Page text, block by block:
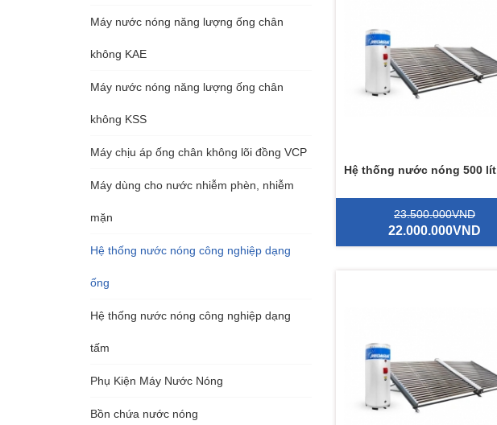
Máy nước nóng năng lượng ống chân
không KAE
Máy nước nóng năng lượng ống chân
không KSS
Máy chịu áp ống chân không lõi đồng VCP
Máy dùng cho nước nhiễm phèn, nhiễm
mặn
Hệ thống nước nóng công nghiệp dạng
ống
Hệ thống nước nóng công nghiệp dạng
tấm
Phụ Kiện Máy Nước Nóng
Bồn chứa nước nóng
Hệ thống nước nóng 500 lít
23.500.000VND
22.000.000VND